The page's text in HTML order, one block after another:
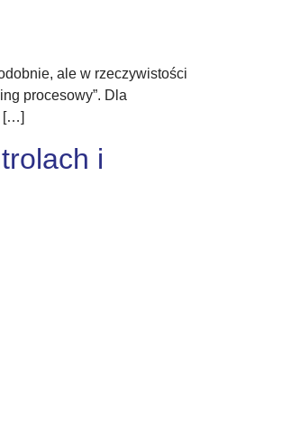
ale w rzeczywistości
procesowy”. Dla
[…]
i